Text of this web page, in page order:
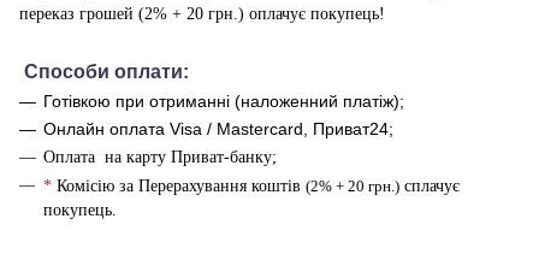
переказ грошей (2% + 20 грн.) оплачує покупець!
Способи оплати:
Готівкою при отриманні (наложенний платіж);
Онлайн оплата Visa / Mastercard, Приват24;
Оплата на карту Приват-банку;
* Комісію за Перерахування коштів (2% + 20 грн.) сплачує
покупець.